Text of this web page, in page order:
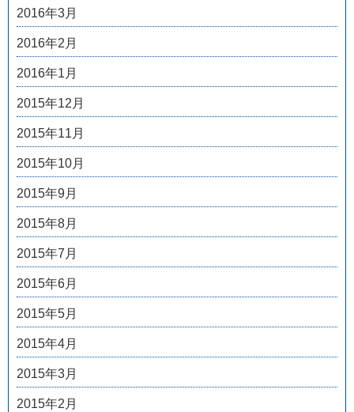
2016年3月
2016年2月
2016年1月
2015年12月
2015年11月
2015年10月
2015年9月
2015年8月
2015年7月
2015年6月
2015年5月
2015年4月
2015年3月
2015年2月